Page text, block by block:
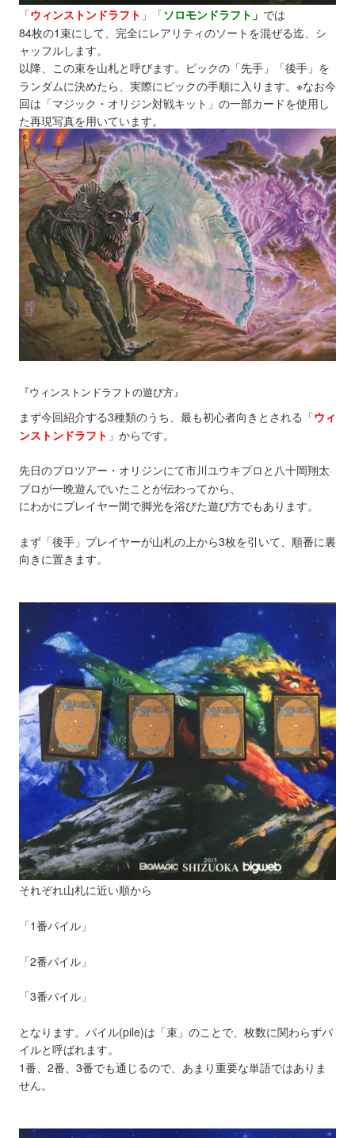
「ウィンストンドラフト 」 「ソロモンドラフト」 では
84枚の1束にして、完全にレアリティのソートを混ぜる迄、シ
ャッフルします。
以降、この束を山札と呼びます。ピックの「先手」「後手」を
ランダムに決めたら、実際にピックの手順に入ります。※なお今
回は「マジック・オリジン対戦キット」の一部カードを使用し
た再現写真を用いています。
『ウィンストンドラフトの遊び方』
まず今回紹介する3種類のうち、最も初心者向きとされる 「ウィ
ンストンドラフト 」 からです。
先日のプロツアー・オリジンにて市川ユウキプロと八十岡翔太
プロが一晩遊んでいたことが伝わってから、
にわかにプレイヤー間で脚光を浴びた遊び方でもあります。
まず「後手」プレイヤーが山札の上から3枚を引いて、順番に裏
向きに置きます。
それぞれ山札に近い順から
「1番パイル」
「2番パイル」
「3番パイル」
となります。パイル(pile)は「束」のことで、枚数に関わらずパ
イルと呼ばれます。
1番、2番、3番でも通じるので、あまり重要な単語ではありま
せん。